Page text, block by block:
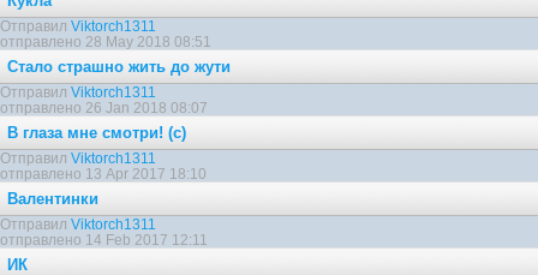
Отправил Viktorch1311
отправлено 28 May 2018 08:51
Стало страшно жить до жути
Отправил Viktorch1311
отправлено 26 Jan 2018 08:07
В глаза мне смотри! (с)
Отправил Viktorch1311
отправлено 13 Apr 2017 18:10
Валентинки
Отправил Viktorch1311
отправлено 14 Feb 2017 12:11
ИК